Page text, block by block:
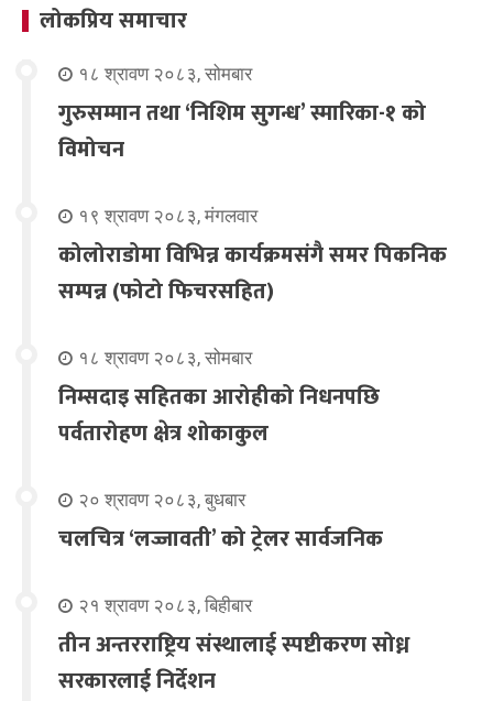
लोकप्रिय समाचार
१८ श्रावण २०८३, सोमबार
गुरुसम्मान तथा ‘निशिम सुगन्ध’ स्मारिका-१ को
विमोचन
१९ श्रावण २०८३, मंगलवार
कोलोराडोमा विभिन्न कार्यक्रमसंगै समर पिकनिक
सम्पन्न (फोटो फिचरसहित)
१८ श्रावण २०८३, सोमबार
निम्सदाइ सहितका आरोहीको निधनपछि
पर्वतारोहण क्षेत्र शोकाकुल
२० श्रावण २०८३, बुधबार
चलचित्र ‘लज्जावती’ को ट्रेलर सार्वजनिक
२१ श्रावण २०८३, बिहीबार
तीन अन्तरराष्ट्रिय संस्थालाई स्पष्टीकरण सोध्न
सरकारलाई निर्देशन